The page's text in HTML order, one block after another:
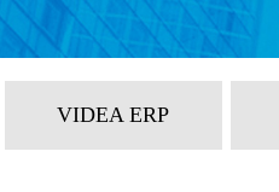
VIDEA ERP